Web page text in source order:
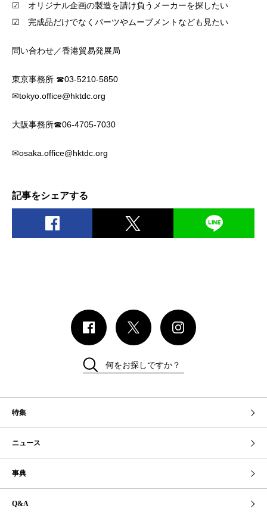
☑ オリジナル企画の製造を請け負うメーカーを探したい
☑ 完成品だけでなくパーツやムーブメントなども見たい
問い合わせ／香港貿易発展局
東京事務所 ☎03-5210-5850
✉tokyo.office@hktdc.org
大阪事務所☎06-4705-7030
✉osaka.office@hktdc.org
記事をシェアする
特集
ニュース
事典
Q&A
何をお探しですか？